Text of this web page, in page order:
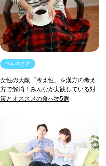
ヘルスケア
女性の大敵「冷え性」を漢方の考え
方で解消！みんなが実践している対
策とオススメの食べ物5選